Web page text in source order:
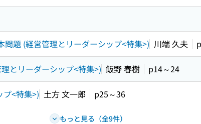
題 (経営管理とリーダーシップ<特集>) 川端 久夫
とリーダーシップ<特集>) 飯野 春樹 p14～24
プ<特集>) 土方 文一郎 p25～36
もっと見る（全9件）